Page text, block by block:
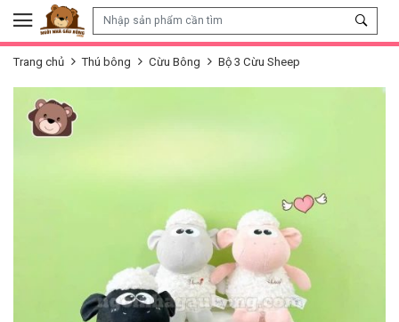
Skip to content
Trang chủ Thú bông Cừu Bông Bộ 3 Cừu Sheep